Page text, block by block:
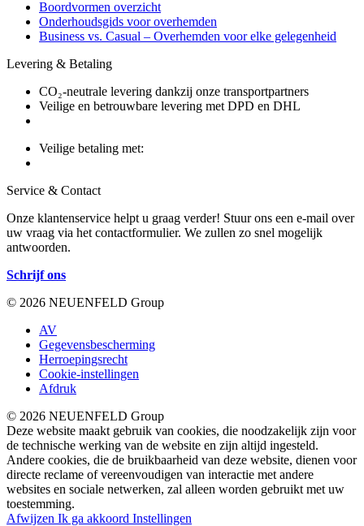
Boordvormen overzicht
Onderhoudsgids voor overhemden
Business vs. Casual – Overhemden voor elke gelegenheid
Levering & Betaling
CO₂-neutrale levering dankzij onze transportpartners
Veilige en betrouwbare levering met DPD en DHL
Veilige betaling met:
Service & Contact
Onze klantenservice helpt u graag verder! Stuur ons een e-mail over
uw vraag via het contactformulier. We zullen zo snel mogelijk
antwoorden.
Schrijf ons
© 2026 NEUENFELD Group
AV
Gegevensbescherming
Herroepingsrecht
Cookie-instellingen
Afdruk
© 2026 NEUENFELD Group
Deze website maakt gebruik van cookies, die noodzakelijk zijn voor
de technische werking van de website en zijn altijd ingesteld.
Andere cookies, die de bruikbaarheid van deze website, dienen voor
directe reclame of vereenvoudigen van interactie met andere
websites en sociale netwerken, zal alleen worden gebruikt met uw
toestemming.
Afwijzen Ik ga akkoord Instellingen